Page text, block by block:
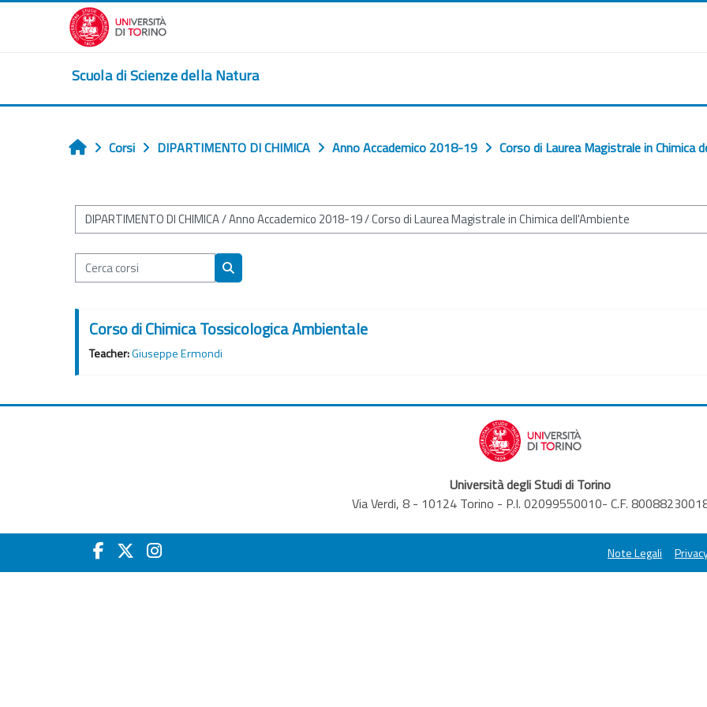
Vai al contenuto principale
Scuola di Scienze della Natura
Home
Corsi DIPARTIMENTO DI CHIMICA Anno Accademico 2018-19 Corso di Laurea Magistrale in Chimica
Categorie di corso
Cerca corsi
Cerca corsi
Corso di Chimica Tossicologica Ambientale
Teacher:Giuseppe Ermondi
Università degli Studi di Torino
Via Verdi, 8 - 10124 Torino - P.I. 02099550010- C.F.
Note Legali